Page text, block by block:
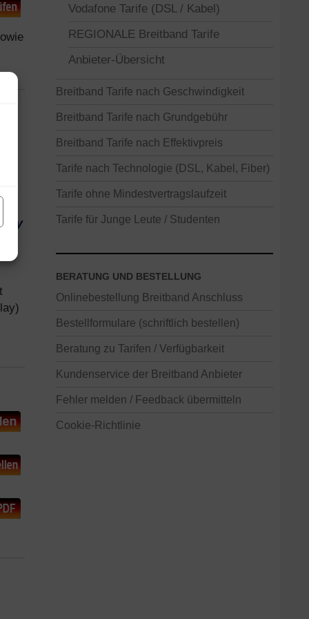
Vodafone Tarife (DSL / Kabel)
REGIONALE Breitband Tarife
Anbieter-Übersicht
Breitband Tarife nach Geschwindigkeit
Breitband Tarife nach Grundgebühr
Breitband Tarife nach Effektivpreis
Tarife nach Technologie (DSL, Kabel, Fiber)
Tarife ohne Mindestvertragslaufzeit
Tarife für Junge Leute / Studenten
BERATUNG UND BESTELLUNG
Onlinebestellung Breitband Anschluss
Bestellformulare (schriftlich bestellen)
Beratung zu Tarifen / Verfügbarkeit
Kundenservice der Breitband Anbieter
Fehler melden / Feedback übermitteln
Cookie-Richtlinie